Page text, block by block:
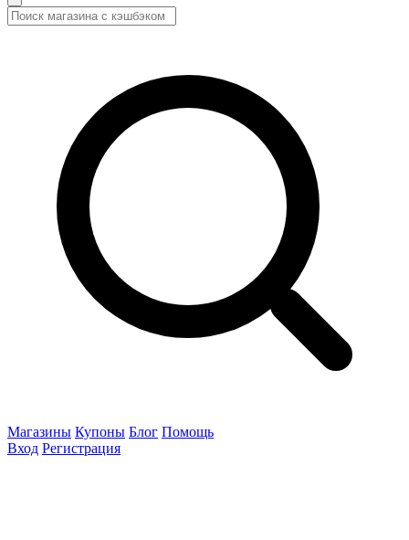
Магазины Купоны Блог Помощь
Вход Регистрация